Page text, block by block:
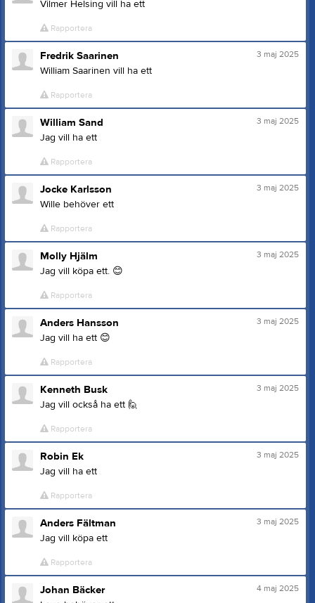
Vilmer Helsing vill ha ett
Rapportera
3 maj 2025
Fredrik Saarinen
William Saarinen vill ha ett
Rapportera
3 maj 2025
William Sand
Jag vill ha ett
Rapportera
3 maj 2025
Jocke Karlsson
Wille behöver ett
Rapportera
3 maj 2025
Molly Hjälm
Jag vill köpa ett. 😊
Rapportera
3 maj 2025
Anders Hansson
Jag vill ha ett 😊
Rapportera
3 maj 2025
Kenneth Busk
Jag vill också ha ett 🙋
Rapportera
3 maj 2025
Robin Ek
Jag vill ha ett
Rapportera
3 maj 2025
Anders Fältman
Jag vill köpa ett
Rapportera
4 maj 2025
Johan Bäcker